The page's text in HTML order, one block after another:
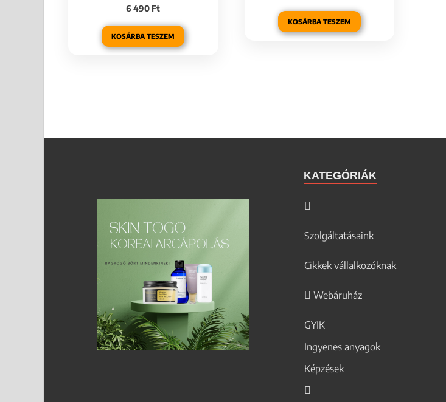
6 490 Ft
KOSÁRBA TESZEM
KOSÁRBA TESZEM
KATEGÓRIÁK
Szolgáltatásaink
Cikkek vállalkozóknak
Webáruház
GYIK
Ingyenes anyagok
Képzések